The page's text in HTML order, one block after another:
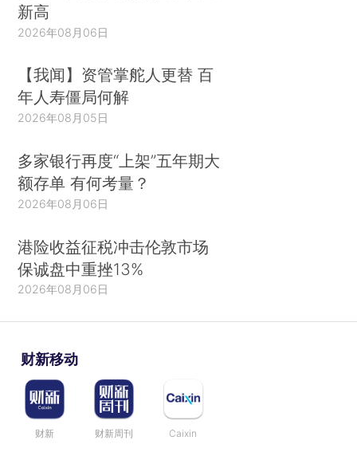
新高
2026年08月06日
【我闻】资管掌舵人更替 百
年人寿僵局何解
2026年08月05日
多家银行再度“上架”五年期大
额存单 有何考量？
2026年08月06日
港险收益征税冲击伦敦市场
保诚盘中重挫13%
2026年08月06日
财新移动
财新 财新周刊 Caixin